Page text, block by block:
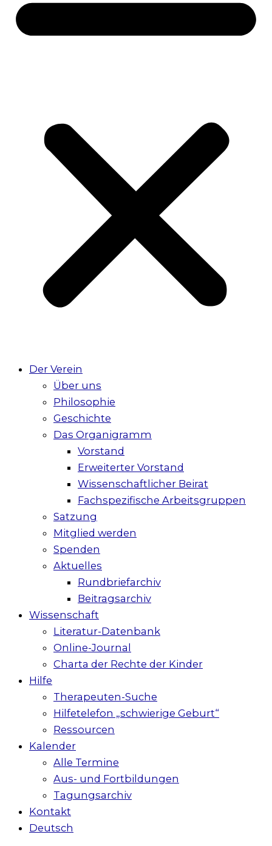
Der Verein
Über uns
Philosophie
Geschichte
Das Organigramm
Vorstand
Erweiterter Vorstand
Wissenschaftlicher Beirat
Fachspezifische Arbeitsgruppen
Satzung
Mitglied werden
Spenden
Aktuelles
Rundbriefarchiv
Beitragsarchiv
Wissenschaft
Literatur-Datenbank
Online-Journal
Charta der Rechte der Kinder
Hilfe
Therapeuten-Suche
Hilfetelefon „schwierige Geburt“
Ressourcen
Kalender
Alle Termine
Aus- und Fortbildungen
Tagungsarchiv
Kontakt
Deutsch